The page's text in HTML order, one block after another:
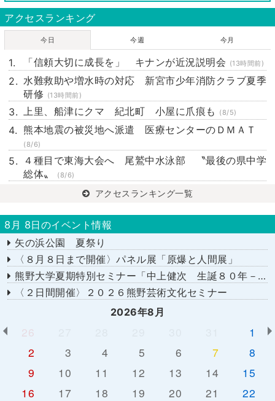
アクセスランキング
今日 今週 今月
「信頼大切に成長を」 キナンが近況説明会 (13時間前)
水難救助や増水時の対応 新宮市少年消防クラブ夏季
研修 (13時間前)
上里、船津にクマ 紀北町 小屋に爪痕も (8/5)
熊本地震の被災地へ派遣 医療センターのＤＭＡＴ
(8/6)
４種目で東海大会へ 尾鷲中水泳部 〝最後の県中学
総体〟
(8/6)
アクセスランキング一覧
8月 8日のイベント情報
矢の浜公園 夏祭り
〈８月８日まで開催〉パネル展「原爆と人間展」
熊野大学夏期特別セミナー「中上健次 生誕８０年－時代へのまなざし－」
〈２日間開催〉２０２６熊野芸術文化セミナー
2026年8月
26
1
2
3 4 5 6 7
8
9
10 11 12 13 14
15
16
17 18 19 20 21
22